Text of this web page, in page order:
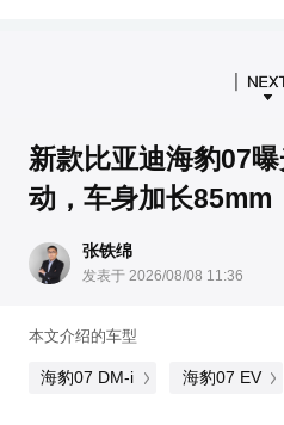
新款比亚迪海豹07
动，车身加长85mm
张铁绵
发表于 2026/08/08 11:36
本文介绍的车型
海豹07 DM-i 海豹07 EV